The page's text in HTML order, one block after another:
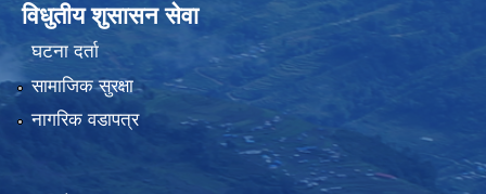
विधुतीय शुसासन सेवा
घटना दर्ता
सामाजिक सुरक्षा
नागरिक वडापत्र